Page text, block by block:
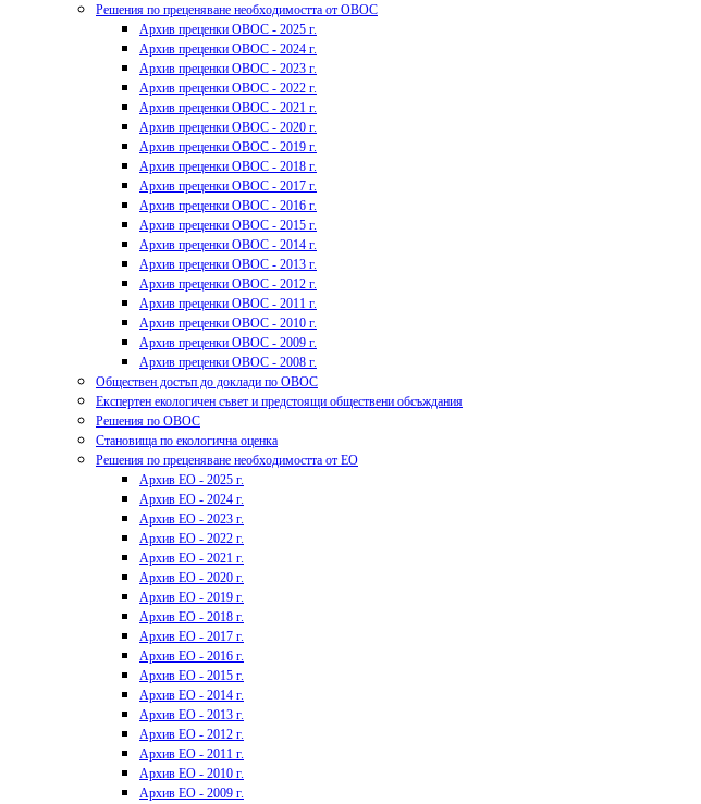
Решения по преценяване необходимостта от ОВОС
Архив преценки ОВОС - 2025 г.
Архив преценки ОВОС - 2024 г.
Архив преценки ОВОС - 2023 г.
Архив преценки ОВОС - 2022 г.
Архив преценки ОВОС - 2021 г.
Архив преценки ОВОС - 2020 г.
Архив преценки ОВОС - 2019 г.
Архив преценки ОВОС - 2018 г.
Архив преценки ОВОС - 2017 г.
Архив преценки ОВОС - 2016 г.
Архив преценки ОВОС - 2015 г.
Архив преценки ОВОС - 2014 г.
Архив преценки ОВОС - 2013 г.
Архив преценки ОВОС - 2012 г.
Архив преценки ОВОС - 2011 г.
Архив преценки ОВОС - 2010 г.
Архив преценки ОВОС - 2009 г.
Архив преценки ОВОС - 2008 г.
Обществен достъп до доклади по ОВОС
Експертен екологичен съвет и предстоящи обществени обсъждания
Решения по ОВОС
Становища по екологична оценка
Решения по преценяване необходимостта от ЕО
Архив ЕО - 2025 г.
Архив ЕО - 2024 г.
Архив ЕО - 2023 г.
Архив ЕО - 2022 г.
Архив ЕО - 2021 г.
Архив ЕО - 2020 г.
Архив ЕО - 2019 г.
Архив ЕО - 2018 г.
Архив ЕО - 2017 г.
Архив ЕО - 2016 г.
Архив ЕО - 2015 г.
Архив ЕО - 2014 г.
Архив ЕО - 2013 г.
Архив ЕО - 2012 г.
Архив ЕО - 2011 г.
Архив ЕО - 2010 г.
Архив ЕО - 2009 г.